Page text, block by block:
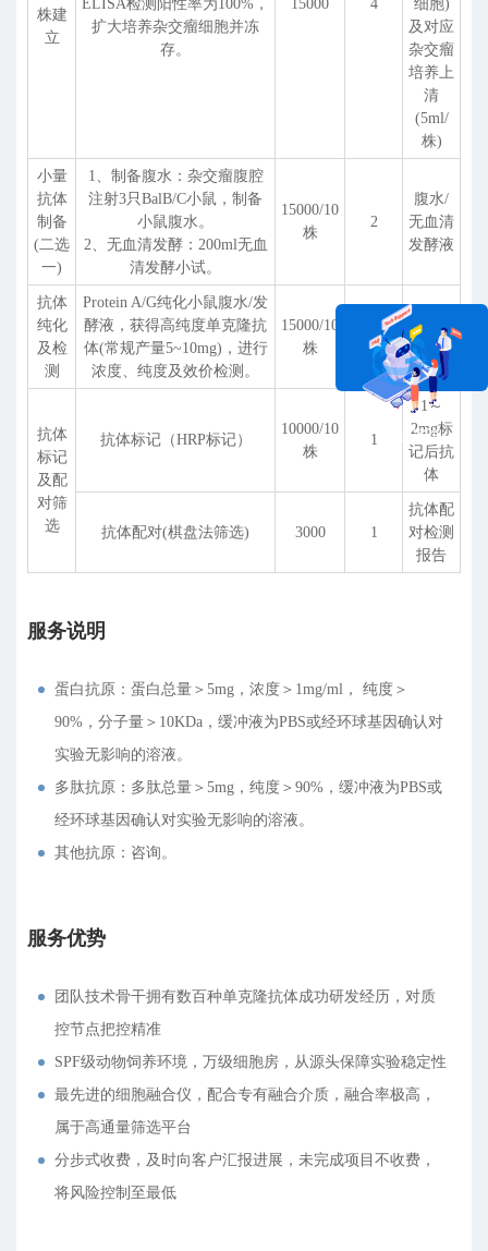
株建
立
ELISA检测阳性率为100%，
扩大培养杂交瘤细胞并冻
存。
15000 4
细胞)
及对应
杂交瘤
培养上
清
(5ml/
株)
小量
抗体
制备
(二选
一)
1、制备腹水：杂交瘤腹腔
注射3只BalB/C小鼠，制备
小鼠腹水。
2、无血清发酵：200ml无血
清发酵小试。
15000/10
株
2
腹水/
无血清
发酵液
抗体
纯化
及检
测
Protein A/G纯化小鼠腹水/发
酵液，获得高纯度单克隆抗
体(常规产量5~10mg)，进行
浓度、纯度及效价检测。
15000/10
株
1
纯化后
抗体
抗体
标记
及配
对筛
选
抗体标记（HRP标记）
10000/10
株
1
1～
2mg标
记后抗
体
抗体配对(棋盘法筛选) 3000 1
抗体配
对检测
报告
服务说明
蛋白抗原：蛋白总量＞5mg，浓度＞1mg/ml， 纯度＞
90%，分子量＞10KDa，缓冲液为PBS或经环球基因确认对
实验无影响的溶液。
多肽抗原：多肽总量＞5mg，纯度＞90%，缓冲液为PBS或
经环球基因确认对实验无影响的溶液。
其他抗原：咨询。
服务优势
团队技术骨干拥有数百种单克隆抗体成功研发经历，对质
控节点把控精准
SPF级动物饲养环境，万级细胞房，从源头保障实验稳定性
最先进的细胞融合仪，配合专有融合介质，融合率极高，
属于高通量筛选平台
分步式收费，及时向客户汇报进展，未完成项目不收费，
将风险控制至最低
在线咨询